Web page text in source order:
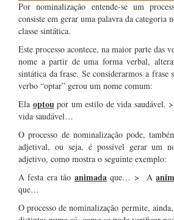
Por nominalização entende-se um
consiste em gerar uma palavra da categoria
classe sintática.
Este processo acontece, na maior parte das
nome a partir de uma forma verbal,
sintática da frase. Se considerarmos a frase
verbo “optar” gerou um nome comum:
Ela optoupor um estilo de vida saudável.
vida saudável…
O processo de nominalização pode,
adjetival, ou seja, é possível gerar um
adjetivo, como mostra o seguinte exemplo:
A festa era tão animadaque… > A
que…
O processo de nominalização permite,